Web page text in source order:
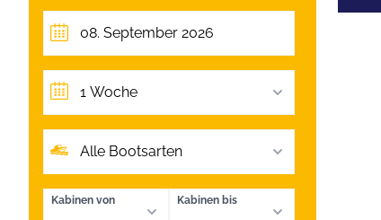
1 Woche
Alle Bootsarten
Kabinen von Kabinen bis